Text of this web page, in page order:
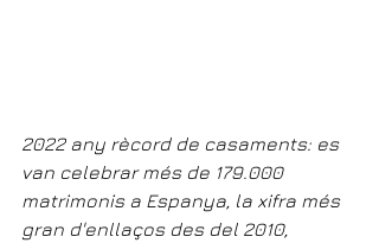
2022 any rècord de casaments: es
van celebrar més de 179.000
matrimonis a Espanya, la xifra més
gran d'enllaços des del 2010,